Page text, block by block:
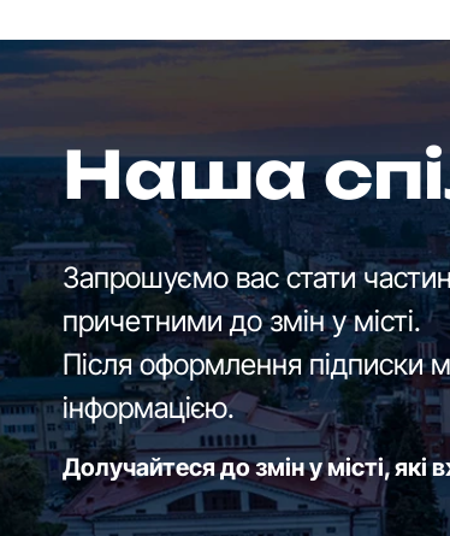
Наша
Запрошуємо вас стати
причетними до змін у місті.
Після оформлення підписки
інформацією.
Долучайтеся до змін у місті, які